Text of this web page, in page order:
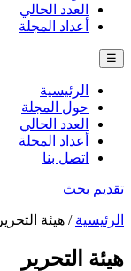
العدد الحالي
أعداد المجلة
☰
الرئيسية
حول المجلة
العدد الحالي
أعداد المجلة
اتصل بنا
تقديم بحث
الرئيسية / هيئة التحرير
هيئة التحرير